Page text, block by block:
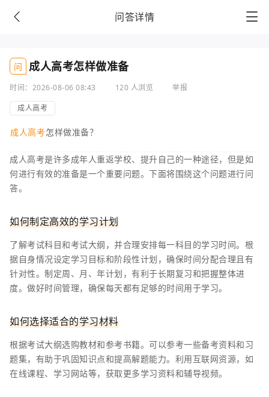
问答详情
问 成人高考怎样做准备
时间：2026-08-06 08:43 120 人浏览
举报
成人高考
成人高考怎样做准备？
成人高考是许多成年人重返学校、提升自己的一种途径，但是如
何进行有效的准备是一个重要问题。下面将围绕这个问题进行问
答。
如何制定高效的学习计划
了解考试科目和考试大纲，并合理安排每一科目的学习时间。根
据自身情况设定学习目标和阶段性计划，确保时间分配合理且有
针对性。制定周、月、年计划，有利于长期复习和把握整体进
度。做好时间管理，确保每天都有足够的时间用于学习。
如何选择适合的学习材料
根据考试大纲选购教材和参考书籍。可以参考一些备考资料和习
题集，有助于巩固知识点和提高解题能力。利用互联网资源，如
在线课程、学习网站等，获取更多学习资料和辅导视频。